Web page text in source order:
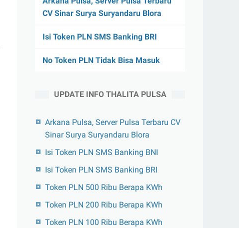
CV Sinar Surya Suryandaru Blora
Isi Token PLN SMS Banking BRI
No Token PLN Tidak Bisa Masuk
UPDATE INFO THALITA PULSA
Arkana Pulsa, Server Pulsa Terbaru CV
Sinar Surya Suryandaru Blora
Isi Token PLN SMS Banking BNI
Isi Token PLN SMS Banking BRI
Token PLN 500 Ribu Berapa KWh
Token PLN 200 Ribu Berapa KWh
Token PLN 100 Ribu Berapa KWh